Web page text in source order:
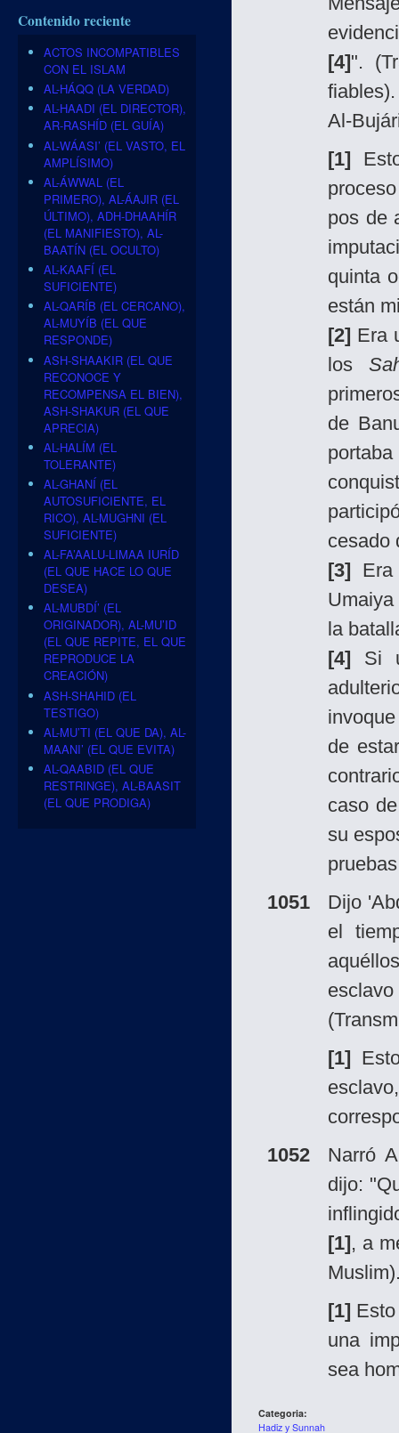
[4]".
Al-
[1]
pos de
quinta
están
[2] Era
los
de
cesado
[3]
la
[4] Si
de
caso
su
1051
Dijo
el
[1]
1052
Narró
dijo:
[1], a
[1]
una
sea
Categoria:
Hadiz y Sunnah
Contenido reciente
ACTOS INCOMPATIBLES
CON EL ISLAM
AL-HÁQQ (LA VERDAD)
AL-HAADI (EL DIRECTOR),
AR-RASHÍD (EL GUÍA)
AL-WÁASI’ (EL VASTO, EL
AMPLÍSIMO)
AL-ÁWWAL (EL
PRIMERO), AL-ÁAJIR (EL
ÚLTIMO), ADH-DHAAHÍR
(EL MANIFIESTO), AL-
BAATÍN (EL OCULTO)
AL-KAAFÍ (EL
SUFICIENTE)
AL-QARÍB (EL CERCANO),
AL-MUYÍB (EL QUE
RESPONDE)
ASH-SHAAKIR (EL QUE
RECONOCE Y
RECOMPENSA EL BIEN),
ASH-SHAKUR (EL QUE
APRECIA)
AL-HALÍM (EL
TOLERANTE)
AL-GHANÍ (EL
AUTOSUFICIENTE, EL
RICO), AL-MUGHNI (EL
SUFICIENTE)
AL-FA’AALU-LIMAA IURÍD
(EL QUE HACE LO QUE
DESEA)
AL-MUBDÍ’ (EL
ORIGINADOR), AL-MU’ID
(EL QUE REPITE, EL QUE
REPRODUCE LA
CREACIÓN)
ASH-SHAHID (EL
TESTIGO)
AL-MU’TI (EL QUE DA), AL-
MAANI’ (EL QUE EVITA)
AL-QAABID (EL QUE
RESTRINGE), AL-BAASIT
(EL QUE PRODIGA)